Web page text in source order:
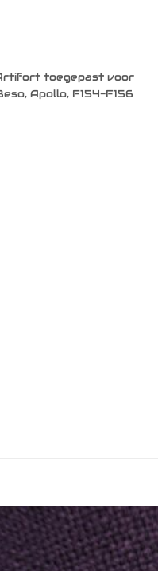
toegepast voor
Apollo, F154-F156